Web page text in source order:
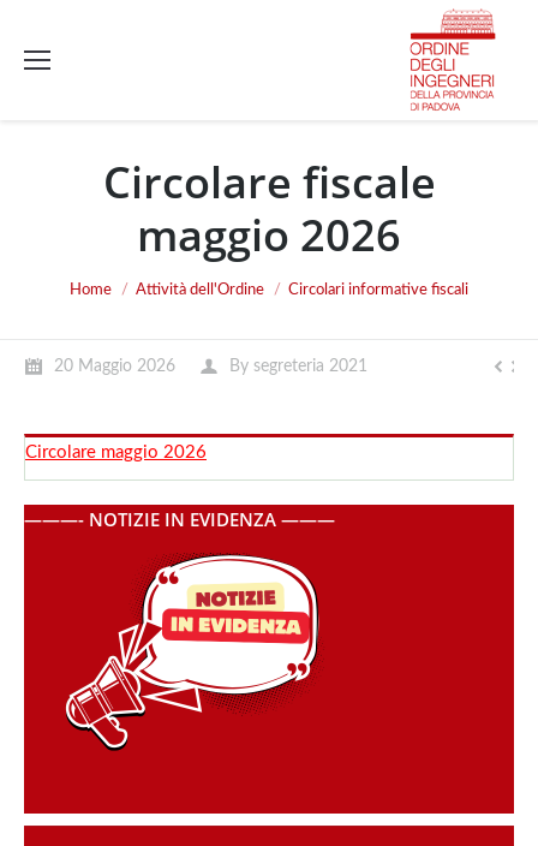
Circolare fiscale
maggio 2026
You are here:
Home Attività dell'Ordine Circolari informative fiscali
20 Maggio 2026 By segreteria 2021
Circolare maggio 2026
———- NOTIZIE IN EVIDENZA ———